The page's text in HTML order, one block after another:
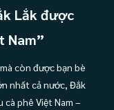
Lắk được
Nam”
còn được bạn bè
nhất cả nước, Đắk
phê Việt Nam –